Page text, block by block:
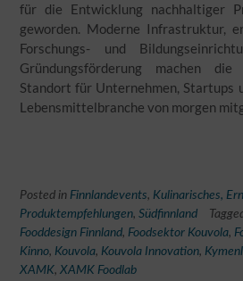
für die Entwicklung nachhaltiger
geworden. Moderne Infrastruktur,
Forschungs- und
Gründungsförderung machen
Standort für Unternehmen, Startups
Lebensmittelbranche von morgen
Posted in Finnlandevents, Kulinarisches,
Produktempfehlungen, Südfinnland
Fooddesign Finnland, Foodsektor Kouvola,
Kinno, Kouvola, Kouvola Innovation,
XAMK, XAMK Foodlab